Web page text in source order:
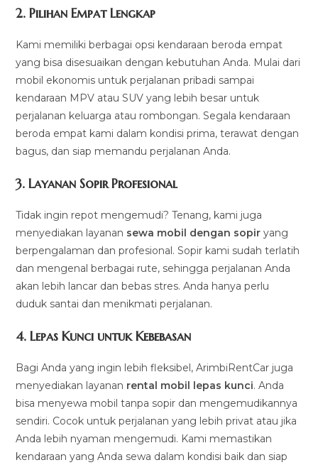
2. Pilihan Empat Lengkap
Kami memiliki berbagai opsi kendaraan beroda empat
yang bisa disesuaikan dengan kebutuhan Anda. Mulai dari
mobil ekonomis untuk perjalanan pribadi sampai
kendaraan MPV atau SUV yang lebih besar untuk
perjalanan keluarga atau rombongan. Segala kendaraan
beroda empat kami dalam kondisi prima, terawat dengan
bagus, dan siap memandu perjalanan Anda.
3.Layanan Sopir Profesional
Tidak ingin repot mengemudi? Tenang, kami juga
menyediakan layanan sewa mobil dengan sopir yang
berpengalaman dan profesional. Sopir kami sudah terlatih
dan mengenal berbagai rute, sehingga perjalanan Anda
akan lebih lancar dan bebas stres. Anda hanya perlu
duduk santai dan menikmati perjalanan.
4.Lepas Kunci untuk Kebebasan
Bagi Anda yang ingin lebih fleksibel, ArimbiRentCar juga
menyediakan layanan rental mobil lepas kunci. Anda
bisa menyewa mobil tanpa sopir dan mengemudikannya
sendiri. Cocok untuk perjalanan yang lebih privat atau jika
Anda lebih nyaman mengemudi. Kami memastikan
kendaraan yang Anda sewa dalam kondisi baik dan siap